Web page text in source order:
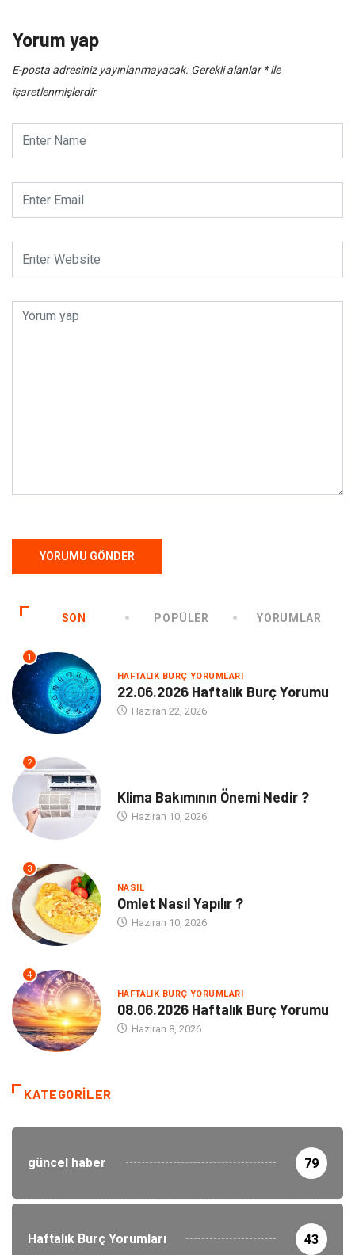
Yorum yap
E-posta adresiniz yayınlanmayacak. Gerekli alanlar*ile
işaretlenmişlerdir
SON POPÜLER YORUMLAR
1
HAFTALIK BURÇ YORUMLARI
22.06.2026 Haftalık Burç Yorumu
Haziran 22, 2026
2
Klima Bakımının Önemi Nedir ?
Haziran 10, 2026
3
NASIL
Omlet Nasıl Yapılır ?
Haziran 10, 2026
4
HAFTALIK BURÇ YORUMLARI
08.06.2026 Haftalık Burç Yorumu
Haziran 8, 2026
KATEGORILER
güncel haber 79
Haftalık Burç Yorumları 43